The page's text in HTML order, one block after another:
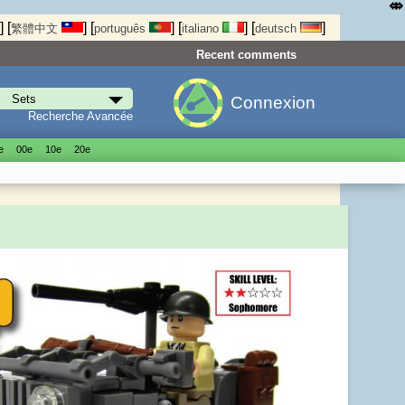
] [繁體中文 ] [português ] [italiano ] [deutsch ]
Recent comments
Recherche Avancée
Connexion
00е 10е 20е
⤄